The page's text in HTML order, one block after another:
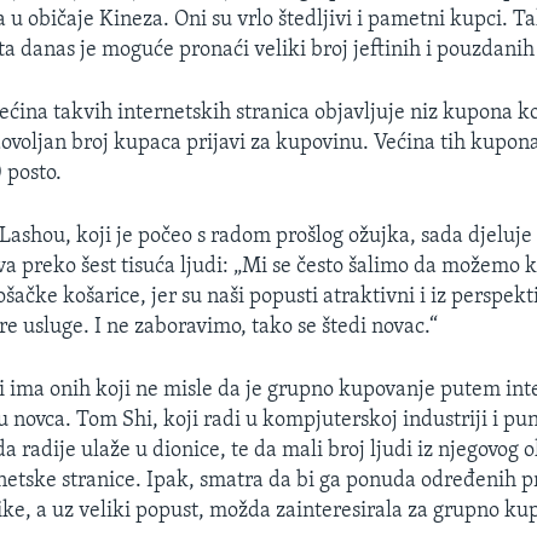
u običaje Kineza. Oni su vrlo štedljivi i pametni kupci.
danas je moguće pronaći veliki broj jeftinih i pouzdanih
takvih internetskih stranica objavljuje niz kupona
broj kupaca prijavi za kupovinu. Većina tih
koji je počeo s radom prošlog ožujka, sada
preko šest tisuća ljudi: „Mi se često šalimo da možemo
košarice, jer su naši popusti atraktivni i iz
usluge. I ne zaboravimo, tako se štedi novac.“
onih koji ne misle da je grupno kupovanje putem
novca. Tom Shi, koji radi u kompjuterskoj industriji i
radije ulaže u dionice, te da mali broj ljudi iz njegovog
stranice. Ipak, smatra da bi ga ponuda određenih
a uz veliki popust, možda zainteresirala za grupno